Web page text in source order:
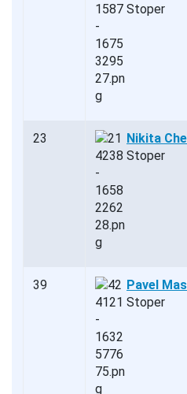
Stoper
23
Nikita
Stoper
39
Pavel
Stoper